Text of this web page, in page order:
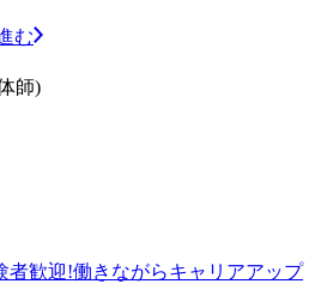
む
師)
歓迎!働きながらキャリアアップ